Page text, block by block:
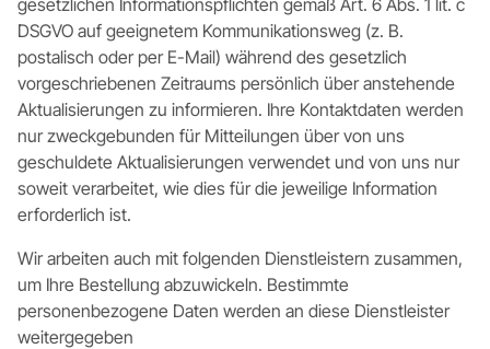
gesetzlichen Informationspflichten gemäß Art. 6 Abs. 1 lit. c
DSGVO auf geeignetem Kommunikationsweg (z. B.
postalisch oder per E-Mail) während des gesetzlich
vorgeschriebenen Zeitraums persönlich über anstehende
Aktualisierungen zu informieren. Ihre Kontaktdaten werden
nur zweckgebunden für Mitteilungen über von uns
geschuldete Aktualisierungen verwendet und von uns nur
soweit verarbeitet, wie dies für die jeweilige Information
erforderlich ist.
Wir arbeiten auch mit folgenden Dienstleistern zusammen,
um Ihre Bestellung abzuwickeln. Bestimmte
personenbezogene Daten werden an diese Dienstleister
weitergegeben